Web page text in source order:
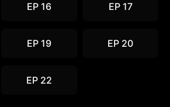
EP 16 EP 17
EP 19 EP 20
EP 22